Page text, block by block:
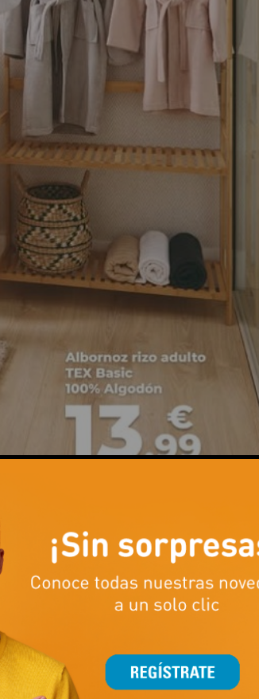
muy poco ¡sólo 13,99€!
por tiempo limitado.